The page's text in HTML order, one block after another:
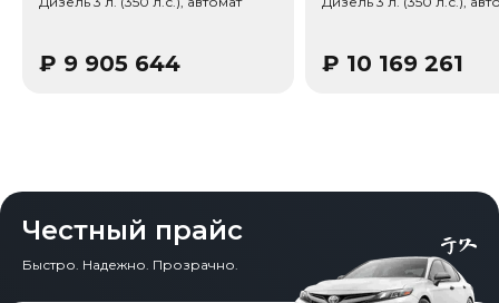
₽ 9 905 644 ₽ 10 169 261
Честный прайс
Быстро. Надежно. Прозрачно.